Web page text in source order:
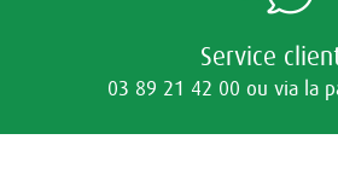
Service
03 89 21 42 00 ou via la